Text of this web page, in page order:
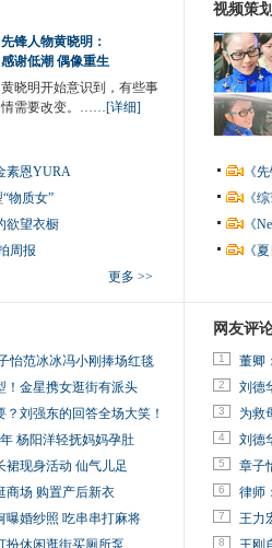
先锋人物黄晓明：
感谢低潮 偶像重生
黄晓明开始意识到，有些事
情需要改变。……[详细]
素恩YURA
物质女”
欲望衣橱
周报
更多 >>
视频策划
《
《
《
《
怡范冰冰冯小刚捧场红毯
！金星携女逛街有派头
刘强东的回答全场大笑！
杨阳洋轻抚妈妈孕肚
裙现身活动 仙气儿足
商场 购置产后新衣
曝婚纱照 吃串串打麻将
扮休闲逛街买厕所泵
网友评
1 董卿
2 刘德
3 为救
4 刘德
5 章子
6 律师
7 王力
8 王刚